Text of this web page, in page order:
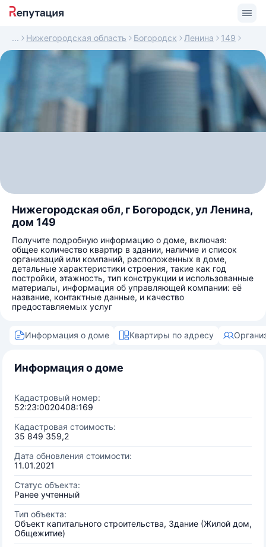
Нижегородская область Богородск Ленина 149
Нижегородская обл, г Богородск, ул Ленина,
дом 149
Получите подробную информацию о доме, включая:
общее количество квартир в здании, наличие и список
организаций или компаний, расположенных в доме,
детальные характеристики строения, такие как год
постройки, этажность, тип конструкции и использованные
материалы, информация об управляющей компании: её
название, контактные данные, и качество
предоставляемых услуг
Информация о доме Квартиры по адресу
Информация о доме
Кадастровый номер:
52:23:0020408:169
Кадастровая стоимость:
35 849 359,2
Дата обновления стоимости:
11.01.2021
Статус объекта:
Ранее учтенный
Тип объекта:
Объект капитального строительства, Здание (Жилой дом,
Общежитие)